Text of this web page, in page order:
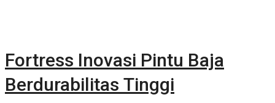
Fortress Inovasi Pintu Baja
Berdurabilitas Tinggi